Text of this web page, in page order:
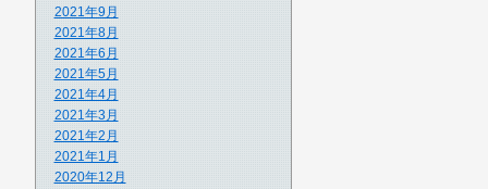
2021年9月
2021年8月
2021年6月
2021年5月
2021年4月
2021年3月
2021年2月
2021年1月
2020年12月